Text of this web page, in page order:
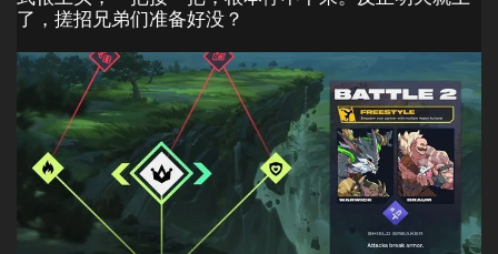
了，搓招兄弟们准备好没？